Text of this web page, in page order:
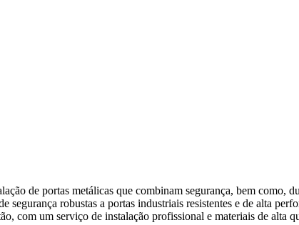
de portas metálicas que combinam segurança, bem como,
segurança robustas a portas industriais resistentes e de alta
com um serviço de instalação profissional e materiais de alta